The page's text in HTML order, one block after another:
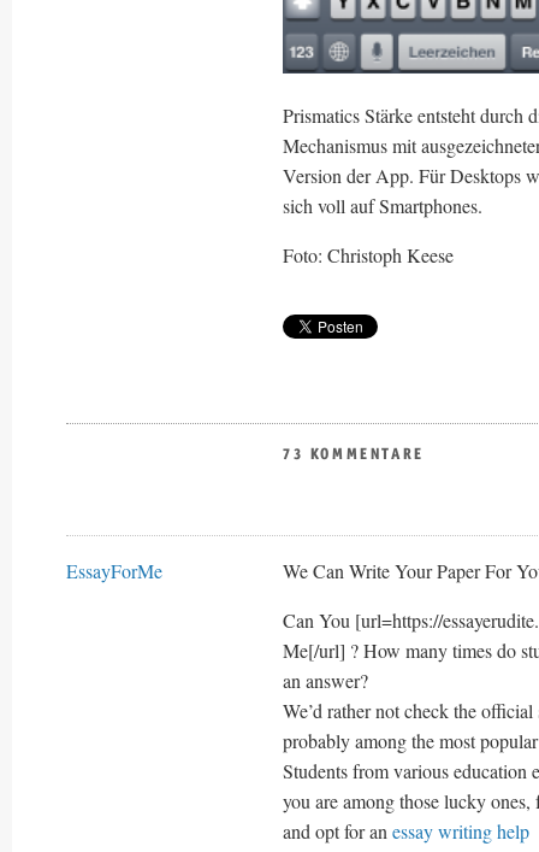
Prismatics Stärke entsteht durch
Mechanismus mit
Version der App. Für Desktops
sich voll auf Smartphones.
Foto: Christoph Keese
73 KOMMENTARE
EssayForMe
We Can Write Your Paper For
Can You [url=https://
Me[/url] ? How many times do
an answer?
We’d rather not check the
probably among the most
Students from various education
you are among those lucky
and opt for an essay writing help